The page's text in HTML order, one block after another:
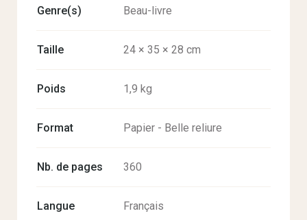
Genre(s) Beau-livre
Taille 24 × 35 × 28 cm
Poids 1,9 kg
Format Papier - Belle reliure
Nb. de pages 360
Langue Français